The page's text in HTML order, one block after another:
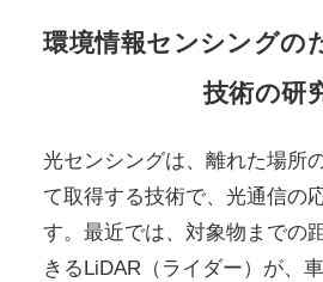
環境情報センシングの
技術の研
光センシングは、離れた場所
て取得する技術で、光通信の
す。最近では、対象物までの
きるLiDAR（ライダー）が、